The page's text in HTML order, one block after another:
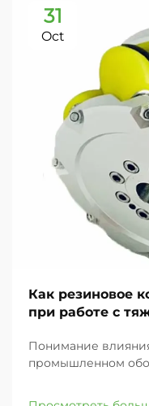
31
Oct
Как резиновое
при работе с
Понимание
промышленном
может